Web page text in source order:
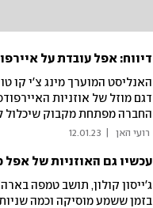
דיווח: אפל עובדת על
האנליסט המוערך מינג צ'י קו
החברה מפתחת מקבוק שיכלול
רועי האן 12.01.23
עכשיו גם האוזניות של
בזמן ששמע מוסיקה וכמה